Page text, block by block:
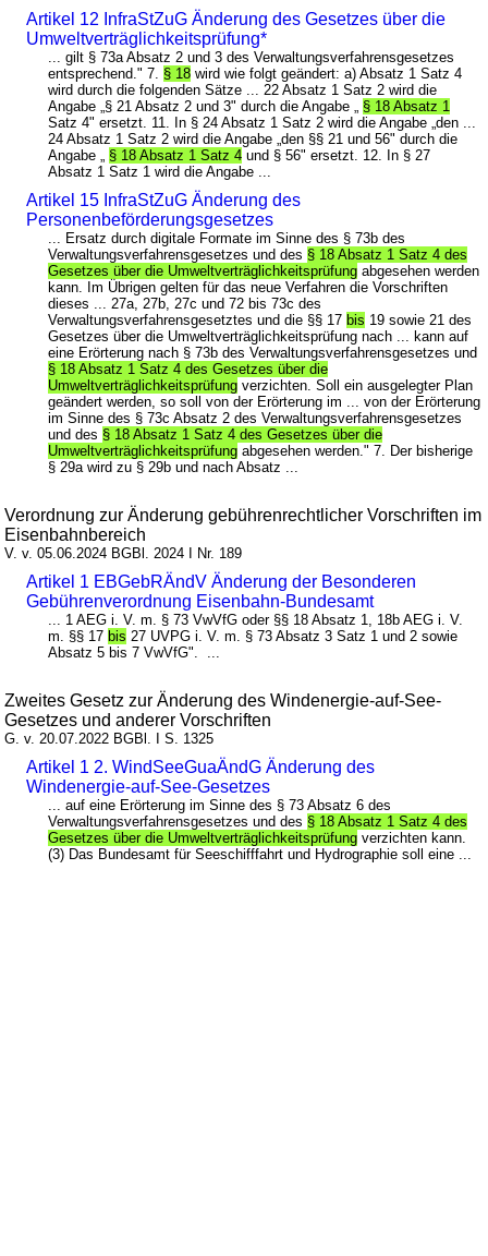
Artikel 12 InfraStZuG Änderung des Gesetzes über die
Umweltverträglichkeitsprüfung*
... gilt § 73a Absatz 2 und 3 des Verwaltungsverfahrensgesetzes
entsprechend." 7. § 18 wird wie folgt geändert: a) Absatz 1 Satz 4
wird durch die folgenden Sätze ... 22 Absatz 1 Satz 2 wird die
Angabe „§ 21 Absatz 2 und 3" durch die Angabe „ § 18 Absatz 1
Satz 4" ersetzt. 11. In § 24 Absatz 1 Satz 2 wird die Angabe „den ...
24 Absatz 1 Satz 2 wird die Angabe „den §§ 21 und 56" durch die
Angabe „ § 18 Absatz 1 Satz 4 und § 56" ersetzt. 12. In § 27
Absatz 1 Satz 1 wird die Angabe ...
Artikel 15 InfraStZuG Änderung des
Personenbeförderungsgesetzes
... Ersatz durch digitale Formate im Sinne des § 73b des
Verwaltungsverfahrensgesetzes und des § 18 Absatz 1 Satz 4 des
Gesetzes über die Umweltverträglichkeitsprüfung abgesehen werden
kann. Im Übrigen gelten für das neue Verfahren die Vorschriften
dieses ... 27a, 27b, 27c und 72 bis 73c des
Verwaltungsverfahrensgesetztes und die §§ 17bis 19 sowie 21 des
Gesetzes über die Umweltverträglichkeitsprüfung nach ... kann auf
eine Erörterung nach § 73b des Verwaltungsverfahrensgesetzes und
§ 18 Absatz 1 Satz 4 des Gesetzes über die
Umweltverträglichkeitsprüfung verzichten. Soll ein ausgelegter Plan
geändert werden, so soll von der Erörterung im ... von der Erörterung
im Sinne des § 73c Absatz 2 des Verwaltungsverfahrensgesetzes
und des § 18 Absatz 1 Satz 4 des Gesetzes über die
Umweltverträglichkeitsprüfung abgesehen werden." 7. Der bisherige
§ 29a wird zu § 29b und nach Absatz ...
Verordnung zur Änderung gebührenrechtlicher Vorschriften im
Eisenbahnbereich
V. v. 05.06.2024 BGBl. 2024 I Nr. 189
Artikel 1 EBGebRÄndV Änderung der Besonderen
Gebührenverordnung Eisenbahn-Bundesamt
... 1 AEG i. V. m. § 73 VwVfG oder §§ 18 Absatz 1, 18b AEG i. V.
m. §§ 17bis 27 UVPG i. V. m. § 73 Absatz 3 Satz 1 und 2 sowie
Absatz 5 bis 7 VwVfG". ...
Zweites Gesetz zur Änderung des Windenergie-auf-See-
Gesetzes und anderer Vorschriften
G. v. 20.07.2022 BGBl. I S. 1325
Artikel 1 2. WindSeeGuaÄndG Änderung des
Windenergie-auf-See-Gesetzes
... auf eine Erörterung im Sinne des § 73 Absatz 6 des
Verwaltungsverfahrensgesetzes und des § 18 Absatz 1 Satz 4 des
Gesetzes über die Umweltverträglichkeitsprüfung verzichten kann.
(3) Das Bundesamt für Seeschifffahrt und Hydrographie soll eine ...